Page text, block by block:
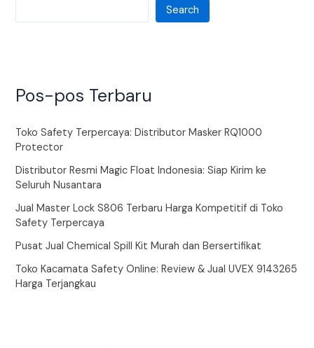
Search
Pos-pos Terbaru
Toko Safety Terpercaya: Distributor Masker RQ1000
Protector
Distributor Resmi Magic Float Indonesia: Siap Kirim ke
Seluruh Nusantara
Jual Master Lock S806 Terbaru Harga Kompetitif di Toko
Safety Terpercaya
Pusat Jual Chemical Spill Kit Murah dan Bersertifikat
Toko Kacamata Safety Online: Review & Jual UVEX 9143265
Harga Terjangkau